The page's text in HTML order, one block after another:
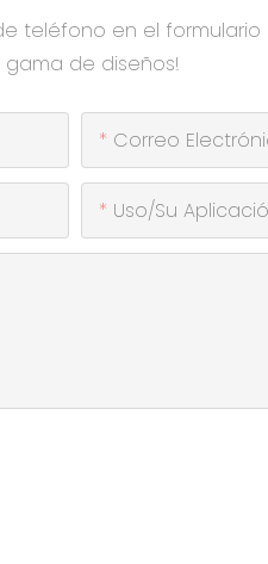
teléfono en el
de diseños!
Correo
Uso/Su